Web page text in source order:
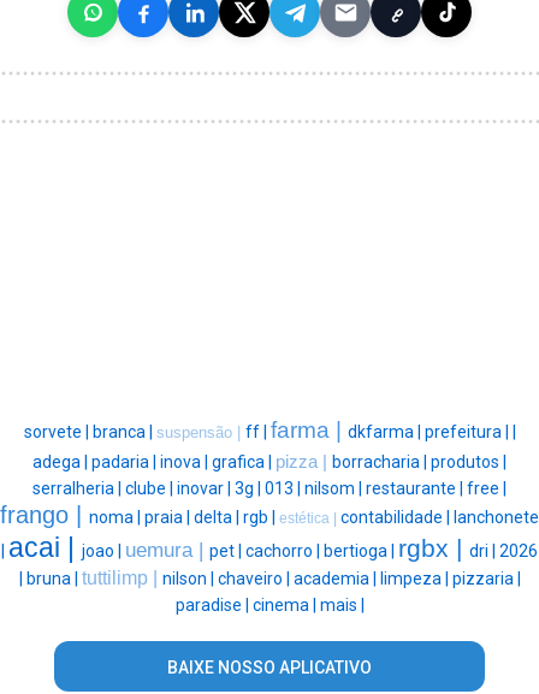
sorvete | branca | suspensão | ff | farma | dkfarma | prefeitura |
adega | padaria | inova | grafica | pizza | borracharia | produtos |
serralheria | clube | inovar | 3g | 013 | nilsom | restaurante | free |
frango | noma | praia | delta | rgb | estética | contabilidade |
lanchonete
acai | joao | uemura | pet | cachorro | bertioga | rgbx | dri | 2026
bruna | tuttilimp | nilson | chaveiro | academia | limpeza | pizzaria |
paradise | cinema | mais |
BAIXE NOSSO APLICATIVO